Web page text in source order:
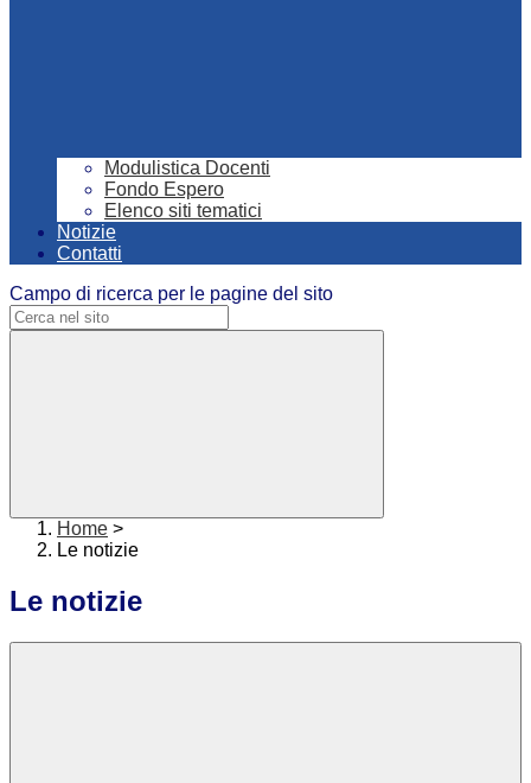
Modulistica Docenti
Fondo Espero
Elenco siti tematici
Notizie
Contatti
Campo di ricerca per le pagine del sito
Home >
Le notizie
Le notizie